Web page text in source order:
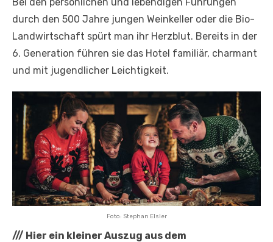
durch den 500 Jahre jungen Weinkeller oder die Bio-
Landwirtschaft spürt man ihr Herzblut. Bereits in der
6. Generation führen sie das Hotel familiär, charmant
und mit jugendlicher Leichtigkeit.
Foto: Stephan Elsler
/// Hier ein kleiner Auszug aus dem